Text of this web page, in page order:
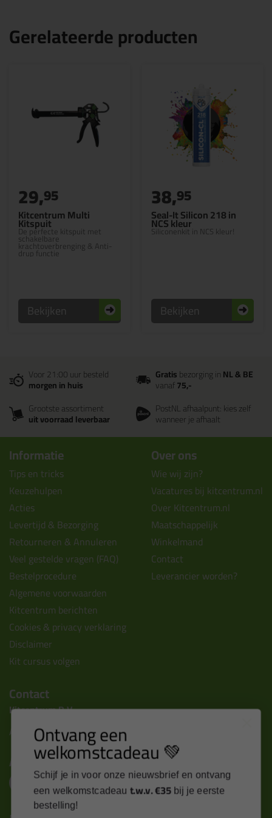
Gerelateerde producten
Kitcentrum Multi
Kitspuit
De perfecte kitspuit met
schakelbare
krachtoverbrenging & Anti-
drup functie
29,95
Bekijken
Seal-It Silicon 218 in
NCS kleur
Siliconenkit in NCS kleur!
38,95
Bekijken
Voor 21:00 uur besteld
morgen in huis
Gratisbezorging inNL & BE
vanaf75,-
Grootste assortiment
uit voorraad leverbaar
PostNL afhaalpunt: kies zelf
wanneer je afhaalt
Informatie
Tips en tricks
Keuzehulpen
Acties
Levertijd & Bezorging
Retourneren & Annuleren
Veel gestelde vragen (FAQ)
Bestelprocedure
Algemene voorwaarden
Kitcentrum berichten
Cookies & privacy verklaring
Disclaimer
Kit cursus volgen
Over ons
Wie wij zijn?
Vacatures bij kitcentrum.nl
Over Kitcentrum.nl
Maatschappelijk
Winkelmand
Contact
Leverancier worden?
Contact
Kitcentrum B.V.
Alle contactgegevens >
Altijd op de hoogte blijven?
Ontvang een
welkomstcadeau 💚
Schijf je in voor onze nieuwsbrief en ontvang
een welkomstcadeau t.w.v. €35 bij je eerste
bestelling!